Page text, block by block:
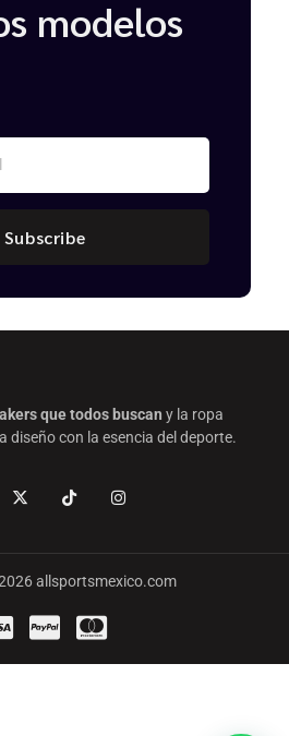
modelos
Subscribe
que todos buscan y la ropa
diseño con la esencia del deporte.
allsportsmexico.com